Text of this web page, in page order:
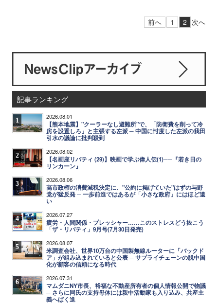
前へ 1 2 次へ
記事ランキング
1 2026.08.01
【熊本地震】"クーラーなし避難所"で、「防衛費を削って冷
房を設置しろ」と主張する左派 ─ 中国に忖度した左派の我田
引水の議論に批判殺到
2 2026.08.02
【名画座リバティ (29)】映画で学ぶ偉人伝(1)──『若き日の
リンカーン』
3 2026.08.06
高市政権の消費減税決定に、"公約に掲げていた"はずの与野
党が猛反発 ─ 一歩前進ではあるが「小さな政府」にはほど遠
い
4 2026.07.27
疲労・人間関係・プレッシャー……このストレスどう抜こう
「ザ・リバティ」9月号(7月30日発売)
5 2026.08.07
米調査会社、世界10万台の中国製無線ルーターに「バックド
ア」が組み込まれていると公表 ─ サプライチェーンの脱中国
化が顧客の信頼になる時代
6 2026.07.31
マムダニNY市長、裕福な不動産所有者の個人情報公開で物議
─ さらに同氏の支持母体には親中活動家も入り込み、共産主
義へばく進